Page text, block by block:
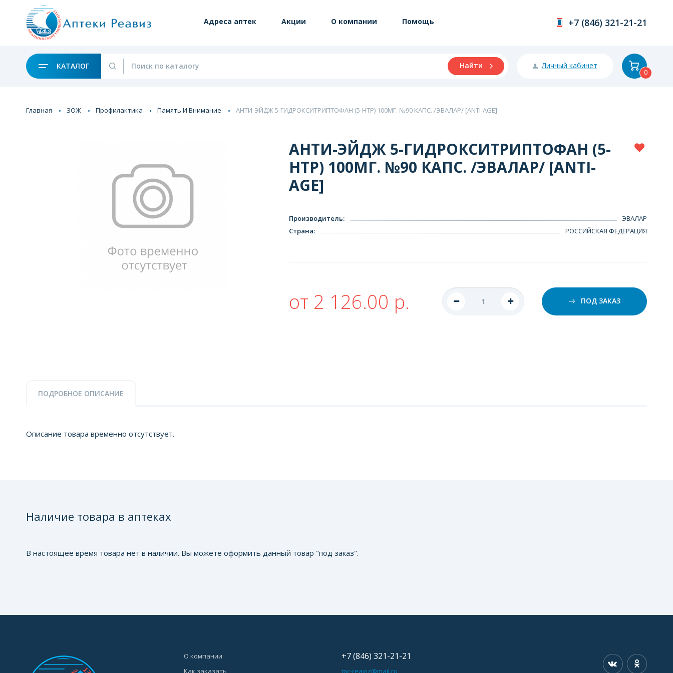
Адреса аптек Акции О компании Помощь +7 (846) 321-21-21
КАТАЛОГ Найти Личный кабинет
0
Главная ЗОЖ Профилактика Память И Внимание АНТИ-ЭЙДЖ 5-ГИДРОКСИТРИПТОФАН (5-НТР) 100МГ. №90 КАПС. /ЭВАЛАР/ [ANTI-AGE]
АНТИ-ЭЙДЖ 5-ГИДРОКСИТРИПТОФАН (5-
НТР) 100МГ. №90 КАПС. /ЭВАЛАР/ [ANTI-
AGE]
Производитель:
ЭВАЛАР
Страна: РОССИЙСКАЯ ФЕДЕРАЦИЯ
от 2 126.00 р. ПОД ЗАКАЗ
ПОДРОБНОЕ ОПИСАНИЕ
Описание товара временно отсутствует.
Наличие товара в аптеках
В настоящее время товара нет в наличии. Вы можете оформить данный товар "под заказ".
О компании
Как заказать
+7 (846) 321-21-21
mc-reaviz@mail.ru